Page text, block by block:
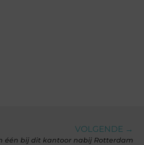
VOLGENDE →
één bij dit kantoor nabij Rotterdam